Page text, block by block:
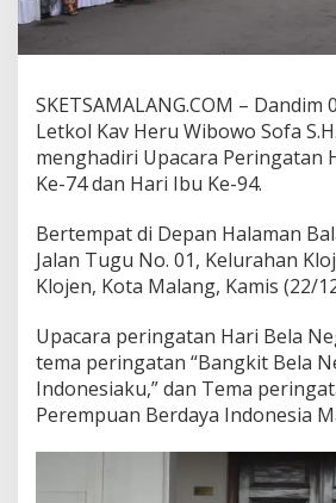
t
n
H
a
r
i
e
a
N
g
r
a
d
SKETSAMALANG.COM –
Letkol Kav Heru Wibowo Sofa
menghadiri Upacara Peringatan
Ke-74 dan Hari Ibu Ke-94.
Bertempat di Depan Halaman
Jalan Tugu No. 01, Kelurahan
Klojen, Kota Malang, Kamis (22/
Upacara peringatan Hari Bela
tema peringatan “Bangkit Bela
Indonesiaku,” dan Tema
Perempuan Berdaya Indonesia